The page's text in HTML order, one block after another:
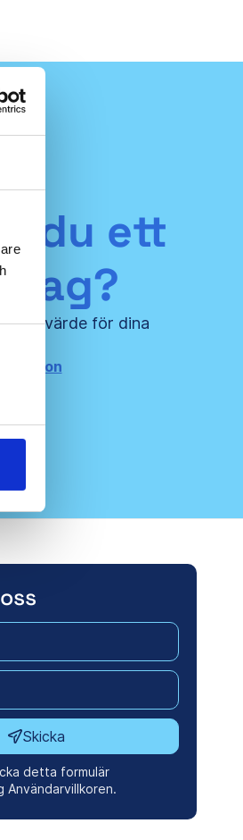
du ett
värde för dina
Skicka
detta formulär
Användarvillkoren.